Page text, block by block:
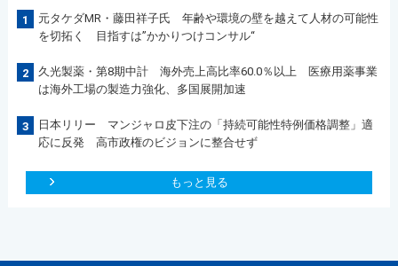
1
元タケダMR・藤田祥子氏 年齢や環境の壁を越えて人材の可能性
を切拓く 目指すは”かかりつけコンサル“
2
久光製薬・第8期中計 海外売上高比率60.0％以上 医療用薬事業
は海外工場の製造力強化、多国展開加速
3
日本リリー マンジャロ皮下注の「持続可能性特例価格調整」適
応に反発 高市政権のビジョンに整合せず
もっと見る